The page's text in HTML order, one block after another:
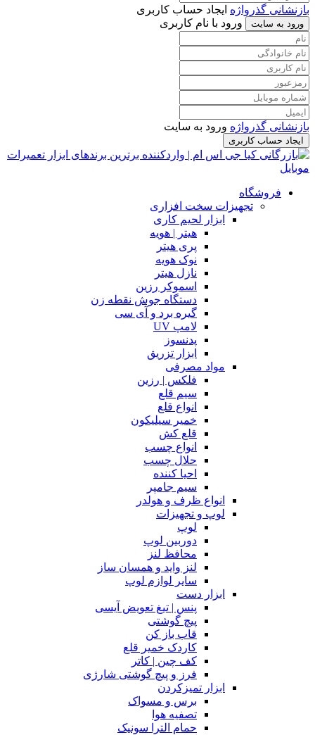
بازنشانی گذرواژه ایجاد حساب کاربری
ورود به سایت ورود با نام کاربری
بازنشانی گذرواژه ورود به سایت
ایجاد حساب کاربری
فروشگاه
تجهیزات سخت افزاری
ابزار لحیم کاری
هیتر | هویه
پری هیتر
نوک هویه
نازل هیتر
اسموکر رزین
دستگاه جوش نقطه زن
گیره برد و آی سی
لامپ UV
پدنسوز
ابزار تزریق
مواد مصرفی
فلکس | رزین
سیم قلع
انواع قلع
خمیر سیلیکون
قلع کش
انواع چسب
حلال چسب
احیا کننده
سیم جامپر
انواع ظرف و هولدر
لوپ و تجهیزات
لوپ
دوربین لوپ
محافظ لنز
لنز واید و همسان ساز
سایر لوازم لوپ
ابزار دست
پنس | تیغ تعویض آیسی
پیچ گوشتی
قاب باز کن
کاردک خمیر قلع
کف چین | کاتر
فرز و پیچ گوشتی شارژی
ابزار تمیزکردن
برس و مسواک
تصفیه هوا
حمام الترا سونیک